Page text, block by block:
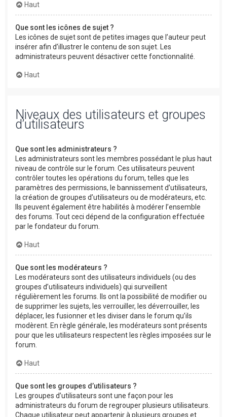
Haut
Que sont les icônes de sujet ?
Les icônes de sujet sont de petites images que l’auteur peut
insérer afin d’illustrer le contenu de son sujet. Les
administrateurs peuvent désactiver cette fonctionnalité.
Haut
Niveaux des utilisateurs et groupes
d’utilisateurs
Que sont les administrateurs ?
Les administrateurs sont les membres possédant le plus haut
niveau de contrôle sur le forum. Ces utilisateurs peuvent
contrôler toutes les opérations du forum, telles que les
paramètres des permissions, le bannissement d’utilisateurs,
la création de groupes d’utilisateurs ou de modérateurs, etc.
Ils peuvent également être habilités à modérer l’ensemble
des forums. Tout ceci dépend de la configuration effectuée
par le fondateur du forum.
Haut
Que sont les modérateurs ?
Les modérateurs sont des utilisateurs individuels (ou des
groupes d’utilisateurs individuels) qui surveillent
régulièrement les forums. Ils ont la possibilité de modifier ou
de supprimer les sujets, les verrouiller, les déverrouiller, les
déplacer, les fusionner et les diviser dans le forum qu’ils
modèrent. En règle générale, les modérateurs sont présents
pour que les utilisateurs respectent les règles imposées sur le
forum.
Haut
Que sont les groupes d’utilisateurs ?
Les groupes d’utilisateurs sont une façon pour les
administrateurs du forum de regrouper plusieurs utilisateurs.
Chaque utilisateur peut appartenir à plusieurs groupes et